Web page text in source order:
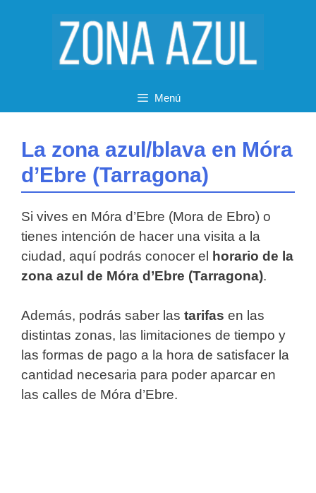
Menú
La zona azul/blava en Móra
d’Ebre (Tarragona)
Si vives en Móra d’Ebre (Mora de Ebro) o
tienes intención de hacer una visita a la
ciudad, aquí podrás conocer el horario de la
zona azul de Móra d’Ebre (Tarragona).
Además, podrás saber las tarifas en las
distintas zonas, las limitaciones de tiempo y
las formas de pago a la hora de satisfacer la
cantidad necesaria para poder aparcar en
las calles de Móra d’Ebre.